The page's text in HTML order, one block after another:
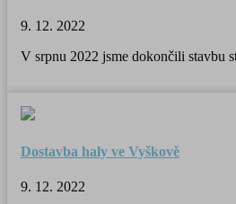
9. 12. 2022
V srpnu 2022 jsme dokončili stavbu
Dostavba haly ve Vyškově
9. 12. 2022